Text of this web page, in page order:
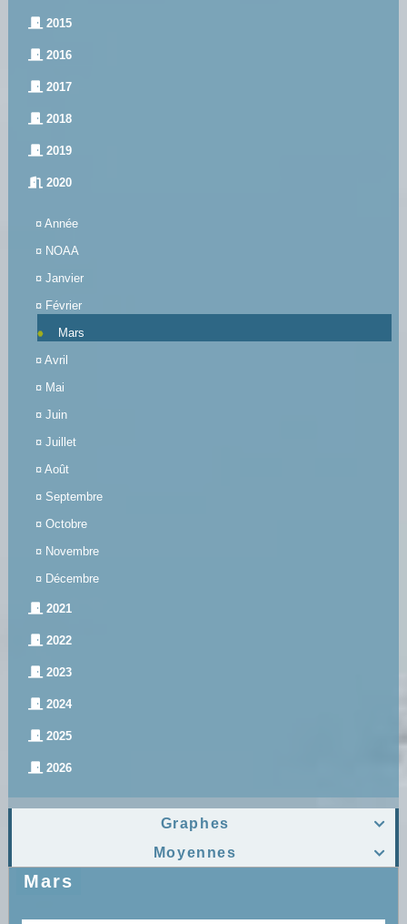
2015
2016
2017
2018
2019
2020
¤ Année
¤ NOAA
¤ Janvier
¤ Février
Mars
¤ Avril
¤ Mai
¤ Juin
¤ Juillet
¤ Août
¤ Septembre
¤ Octobre
¤ Novembre
¤ Décembre
2021
2022
2023
2024
2025
2026

Graphes

Moyennes
Mars